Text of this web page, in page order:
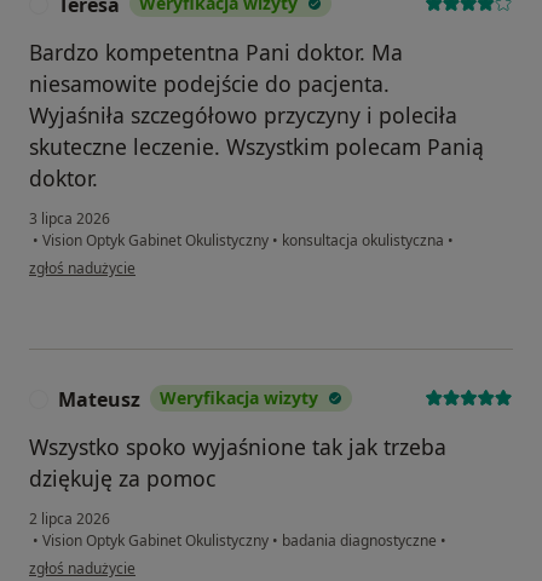
Bardzo kompetentna Pani doktor. Ma
niesamowite podejście do pacjenta.
Wyjaśniła szczegółowo przyczyny i poleciła
skuteczne leczenie. Wszystkim polecam Panią
doktor.
3 lipca 2026
• Vision Optyk Gabinet Okulistyczny • konsultacja okulistyczna •
w opinii użytkownika Teresa
zgłoś nadużycie
Mateusz Weryfikacja wizyty
Wszystko spoko wyjaśnione tak jak trzeba
dziękuję za pomoc
2 lipca 2026
• Vision Optyk Gabinet Okulistyczny • badania diagnostyczne •
w opinii użytkownika Mateusz
zgłoś nadużycie